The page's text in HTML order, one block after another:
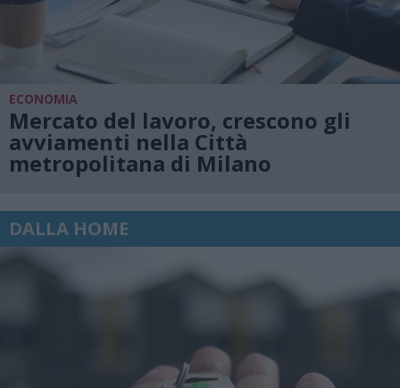
ECONOMIA
Mercato del lavoro, crescono gli
avviamenti nella Città
metropolitana di Milano
DALLA HOME